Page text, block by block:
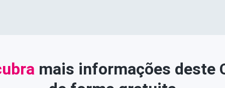
mais informações deste